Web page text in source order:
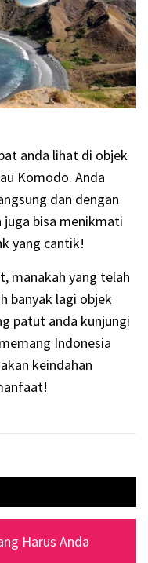
anda lihat di objek
Komodo. Anda
dan dengan
juga bisa menikmati
yang cantik!
manakah yang telah
banyak lagi objek
patut anda kunjungi
Indonesia
keindahan
Harus Anda